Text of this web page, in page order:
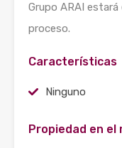
Grupo ARAI
proceso.
Características
Ninguno
Propiedad en el